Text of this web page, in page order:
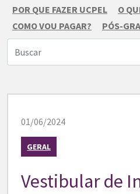
POR QUE FAZER UCPEL
O
COMO VOU PAGAR?
PÓS-
01/06/2024
GERAL
Vestibular de